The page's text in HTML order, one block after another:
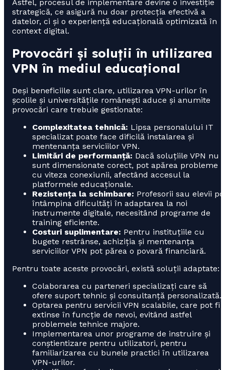
Astfel, procesul de implementare devine o investiție
strategică, ce asigură nu doar protecția efectivă a
datelor, ci și o experiență educațională optimizată în
context digital.
Provocări și soluții în utilizarea
VPN în mediul educațional
Deși beneficiile sunt clare, utilizarea VPN-urilor în
școlile și universitățile românești aduce și anumite
provocări care trebuie gestionate:
Complexitatea tehnică: Lipsa personalului IT
specializat poate face dificilă instalarea și
mentenanța serviciilor VPN.
Limitări de performanță: Dacă soluțiile VPN nu
sunt dimensionate corect, pot apărea probleme
cu viteza conexiunii, afectând accesul la
platformele educaționale.
Rezistența la schimbare: Profesorii sau elevii
întâmpina dificultăți în adaptarea la noi
instrumente digitale, necesitând programe de
training eficiente.
Costuri suplimentare: Pentru instituțiile cu
bugete restrânse, achiziția și mentenanța
serviciilor VPN pot părea o povară financiară.
Pentru toate aceste provocări, există soluții adaptate:
Colaborarea cu parteneri specializați care să
ofere suport tehnic și consultanță personalizată.
Optarea pentru servicii VPN scalabile, care pot fi
extinse în funcție de nevoi, evitând astfel
problemele tehnice majore.
Implementarea unor programe de instruire și
conștientizare pentru utilizatori, pentru
familiarizarea cu bunele practici în utilizarea
VPN-urilor.